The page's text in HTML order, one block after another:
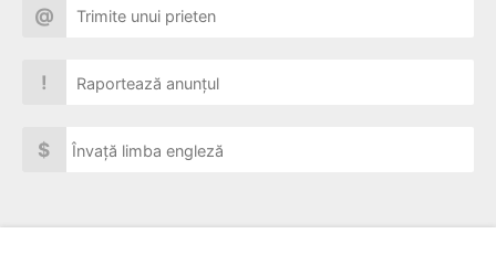
@ Trimite unui prieten
! Raportează anunțul
$ Învață limba engleză